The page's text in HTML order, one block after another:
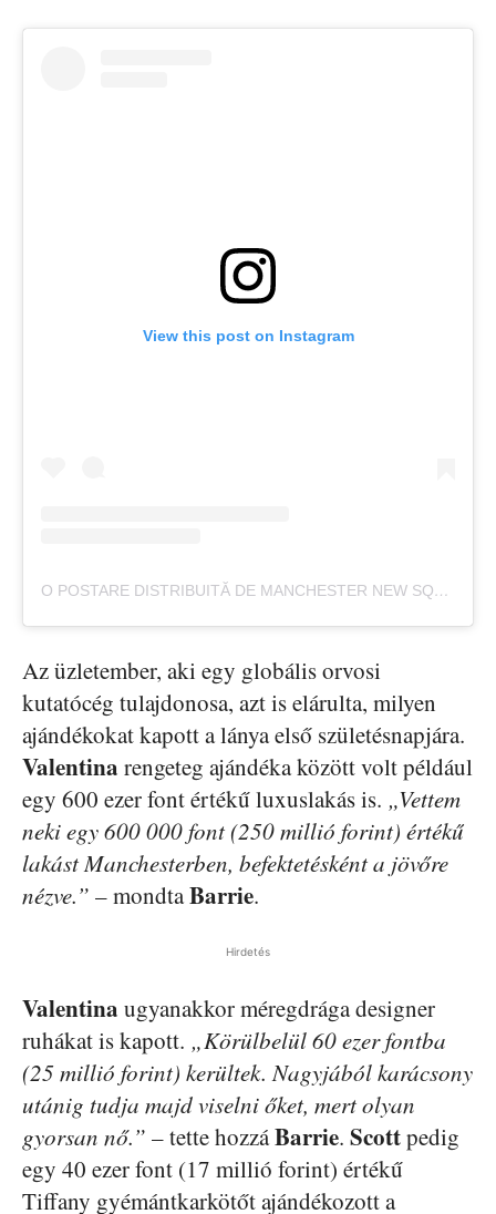
View this post on Instagram
O POSTARE DISTRIBUITĂ DE MANCHESTER NEW SQUARE (@MCRNEWSQUARE)
Az üzletember, aki egy globális orvosi
kutatócég tulajdonosa, azt is elárulta, milyen
ajándékokat kapott a lánya első születésnapjára.
Valentina rengeteg ajándéka között volt például
egy 600 ezer font értékű luxuslakás is. „Vettem
neki egy 600 000 font (250 millió forint) értékű
lakást Manchesterben, befektetésként a jövőre
nézve.” – mondtaBarrie.
Hirdetés
Valentina ugyanakkor méregdrága designer
ruhákat is kapott. „Körülbelül 60 ezer fontba
(25 millió forint) kerültek. Nagyjából karácsony
utánig tudja majd viselni őket, mert olyan
gyorsan nő.” – tette hozzáBarrie. Scottpedig
egy 40 ezer font (17 millió forint) értékű
Tiffany gyémántkarkötőt ajándékozott a